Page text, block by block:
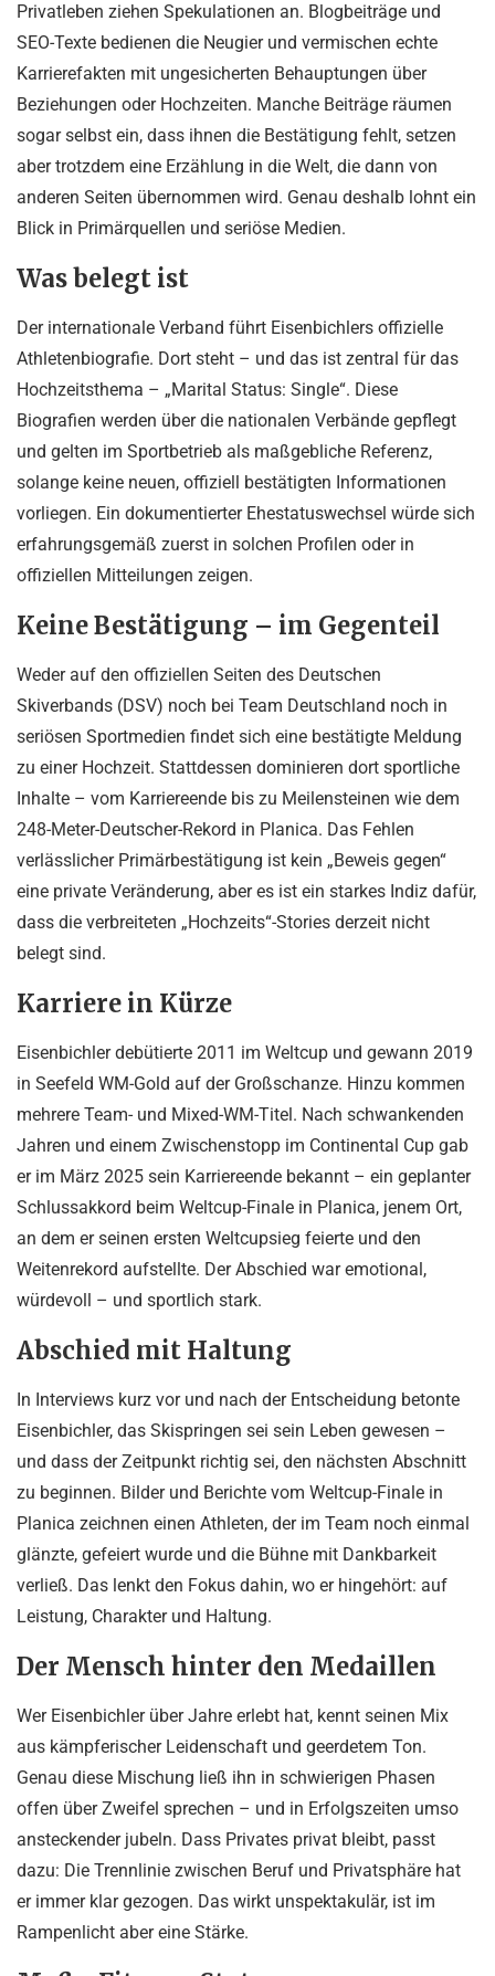
Privatleben ziehen Spekulationen an. Blogbeiträge und
SEO-Texte bedienen die Neugier und vermischen echte
Karrierefakten mit ungesicherten Behauptungen über
Beziehungen oder Hochzeiten. Manche Beiträge räumen
sogar selbst ein, dass ihnen die Bestätigung fehlt, setzen
aber trotzdem eine Erzählung in die Welt, die dann von
anderen Seiten übernommen wird. Genau deshalb lohnt ein
Blick in Primärquellen und seriöse Medien.
Was belegt ist
Der internationale Verband führt Eisenbichlers offizielle
Athletenbiografie. Dort steht – und das ist zentral für das
Hochzeitsthema – „Marital Status: Single“. Diese
Biografien werden über die nationalen Verbände gepflegt
und gelten im Sportbetrieb als maßgebliche Referenz,
solange keine neuen, offiziell bestätigten Informationen
vorliegen. Ein dokumentierter Ehestatuswechsel würde sich
erfahrungsgemäß zuerst in solchen Profilen oder in
offiziellen Mitteilungen zeigen.
Keine Bestätigung – im Gegenteil
Weder auf den offiziellen Seiten des Deutschen
Skiverbands (DSV) noch bei Team Deutschland noch in
seriösen Sportmedien findet sich eine bestätigte Meldung
zu einer Hochzeit. Stattdessen dominieren dort sportliche
Inhalte – vom Karriereende bis zu Meilensteinen wie dem
248-Meter-Deutscher-Rekord in Planica. Das Fehlen
verlässlicher Primärbestätigung ist kein „Beweis gegen“
eine private Veränderung, aber es ist ein starkes Indiz dafür,
dass die verbreiteten „Hochzeits“-Stories derzeit nicht
belegt sind.
Karriere in Kürze
Eisenbichler debütierte 2011 im Weltcup und gewann 2019
in Seefeld WM-Gold auf der Großschanze. Hinzu kommen
mehrere Team- und Mixed-WM-Titel. Nach schwankenden
Jahren und einem Zwischenstopp im Continental Cup gab
er im März 2025 sein Karriereende bekannt – ein geplanter
Schlussakkord beim Weltcup-Finale in Planica, jenem Ort,
an dem er seinen ersten Weltcupsieg feierte und den
Weitenrekord aufstellte. Der Abschied war emotional,
würdevoll – und sportlich stark.
Abschied mit Haltung
In Interviews kurz vor und nach der Entscheidung betonte
Eisenbichler, das Skispringen sei sein Leben gewesen –
und dass der Zeitpunkt richtig sei, den nächsten Abschnitt
zu beginnen. Bilder und Berichte vom Weltcup-Finale in
Planica zeichnen einen Athleten, der im Team noch einmal
glänzte, gefeiert wurde und die Bühne mit Dankbarkeit
verließ. Das lenkt den Fokus dahin, wo er hingehört: auf
Leistung, Charakter und Haltung.
Der Mensch hinter den Medaillen
Wer Eisenbichler über Jahre erlebt hat, kennt seinen Mix
aus kämpferischer Leidenschaft und geerdetem Ton.
Genau diese Mischung ließ ihn in schwierigen Phasen
offen über Zweifel sprechen – und in Erfolgszeiten umso
ansteckender jubeln. Dass Privates privat bleibt, passt
dazu: Die Trennlinie zwischen Beruf und Privatsphäre hat
er immer klar gezogen. Das wirkt unspektakulär, ist im
Rampenlicht aber eine Stärke.